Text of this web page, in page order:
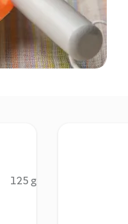
125 g